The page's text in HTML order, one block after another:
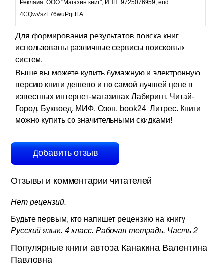
Реклама. ООО "Магазин книг", ИНН: 9725076959, erid:
4CQwVszL76wuPqttfFA.
Для формирования результатов поиска книг
использованы различные сервисы поисковых
систем.
Выше вы можете купить бумажную и электронную
версию книги дешево и по самой лучшей цене в
известных интернет-магазинах Лабиринт, Читай-
Город, Буквоед, МИФ, Озон, book24, Литрес. Книги
можно купить со значительными скидками!
Добавить отзыв
Отзывы и комментарии читателей
Нет рецензий.
Будьте первым, кто напишет рецензию на книгу
Русский язык. 4 класс. Рабочая тетрадь. Часть 2
Популярные книги автора Канакина Валентина
Павловна